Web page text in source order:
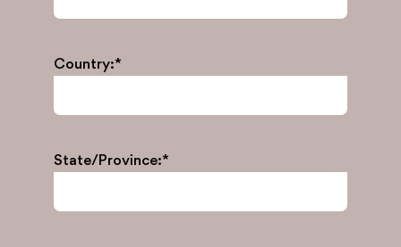
Country:*
State/Province:*